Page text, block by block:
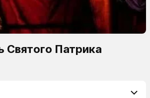
Святого Патрика